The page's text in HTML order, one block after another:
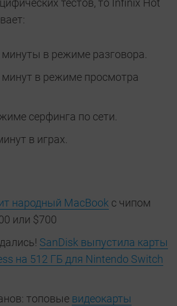
тестов, то Infinix Hot
минуты в режиме разговора.
минут в режиме просмотра
серфинга по сети.
в играх.
народный MacBook с чипом
или $700
SanDisk выпустила карты
на 512 ГБ для Nintendo Switch
топовые видеокарты